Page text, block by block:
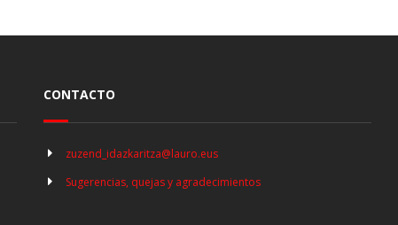
CONTACTO
zuzend_idazkaritza@lauro.eus
Sugerencias, quejas y agradecimientos